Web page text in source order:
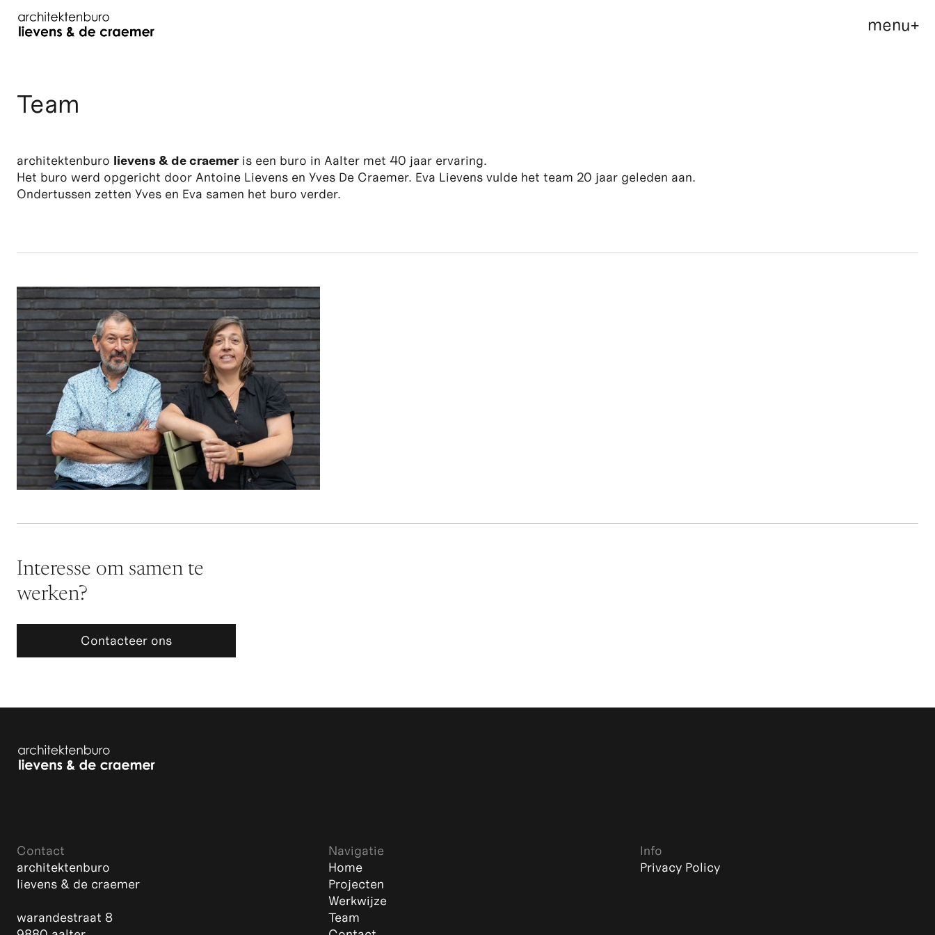
menu+
Team
architektenburo lievens & de craemeris een buro in Aalter met 40 jaar ervaring.
Het buro werd opgericht door Antoine Lievens en Yves De Craemer. Eva Lievens vulde het team 20 jaar geleden aan.
Ondertussen zetten Yves en Eva samen het buro verder.
Interesse om samen te
werken?
Contacteer ons
Contact
architektenburo
lievens & de craemer
warandestraat 8
Navigatie
Home
Projecten
Werkwijze
Team
Info
Privacy Policy